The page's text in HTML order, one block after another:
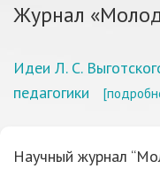
Журнал
Идеи Л. С.
педагогики
Научный журнал